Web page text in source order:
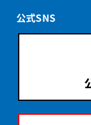
公式SNS